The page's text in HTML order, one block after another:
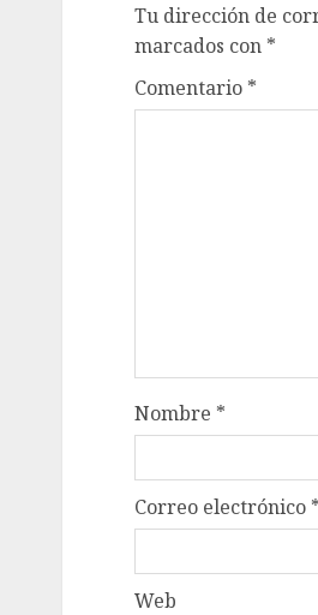
Tu dirección de
marcados con *
Comentario *
Nombre *
Correo electrónico *
Web